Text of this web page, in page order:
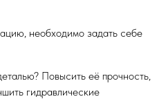
необходимо задать себе
Повысить её прочность,
гидравлические